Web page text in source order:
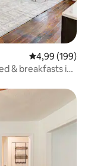
Gemiddelde
4,99 (199)
& breakfasts in